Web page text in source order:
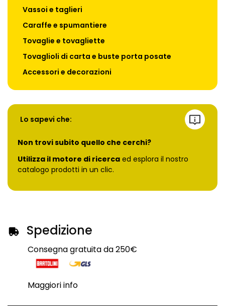
Vassoi e taglieri
Caraffe e spumantiere
Tovaglie e tovagliette
Tovaglioli di carta e buste porta posate
Accessori e decorazioni
Lo sapevi che:
Non trovi subito quello che cerchi?
Utilizza il motore di ricerca ed esplora il nostro
catalogo prodotti in un clic.
Spedizione
Consegna gratuita da 250€
Maggiori info